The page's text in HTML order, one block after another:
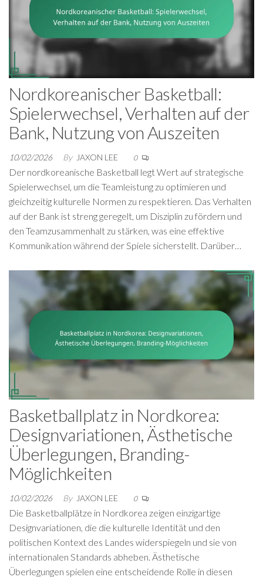
Nordkoreanischer Basketball:
Spielerwechsel, Verhalten auf der
Bank, Nutzung von Auszeiten
10/02/2026 By JAXON LEE 0
Der nordkoreanische Basketball legt Wert auf strategische
Spielerwechsel, um die Teamleistung zu optimieren und
gleichzeitig kulturelle Normen zu respektieren. Das Verhalten
auf der Bank ist streng geregelt, um Disziplin zu fördern und
den Teamzusammenhalt zu stärken, was eine effektive
Kommunikation während der Spiele sicherstellt. Darüber…
Basketballplatz in Nordkorea:
Designvariationen, Ästhetische
Überlegungen, Branding-
Möglichkeiten
10/02/2026 By JAXON LEE 0
Die Basketballplätze in Nordkorea zeigen einzigartige
Designvariationen, die die kulturelle Identität und den
politischen Kontext des Landes widerspiegeln und sie von
internationalen Standards abheben. Ästhetische
Überlegungen spielen eine entscheidende Rolle in diesen